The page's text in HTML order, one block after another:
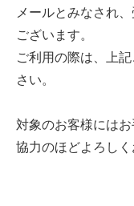
メールとみなされ
ございます。
ご利用の際は、上
さい。
対象のお客様には
協力のほどよろしく